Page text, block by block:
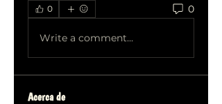
0 0
Write a comment...
Acerca de